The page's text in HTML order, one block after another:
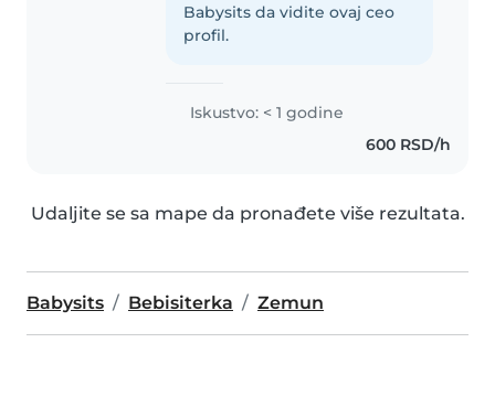
Babysits da vidite ovaj ceo
profil.
Iskustvo: < 1 godine
600 RSD/h
Udaljite se sa mape da pronađete više rezultata.
Babysits Bebisiterka Zemun